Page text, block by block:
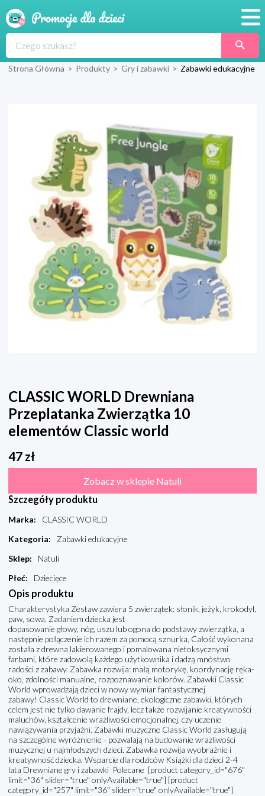
Produkty
Blog
Wyprawka
Strona Główna > Produkty > Gry i zabawki > Zabawki edukacyjne
CLASSIC WORLD Drewniana
Przeplatanka Zwierzątka 10
elementów Classic world
47 zł
Zobacz w sklepie Natuli
Szczegóły produktu
Marka:
CLASSIC WORLD
Kategoria:
Zabawki edukacyjne
Sklep:
Natuli
Płeć: Dziecięce
Opis produktu
Charakterystyka Zestaw zawiera 5 zwierzątek: słonik, jeżyk, krokodyl,
paw, sowa, Zadaniem dziecka jest
dopasowanie głowy, nóg, uszu lub ogona do podstawy zwierzątka, a
następnie połączenie ich razem za pomocą sznurka, Całość wykonana
została z drewna lakierowanego i pomalowana nietoksycznymi
farbami, które zadowolą każdego użytkownika i dadzą mnóstwo
radości z zabawy. Zabawka rozwija: małą motorykę, koordynację ręka-
oko, zdolności manualne, rozpoznawanie kolorów. Zabawki Classic
World wprowadzają dzieci w nowy wymiar fantastycznej
zabawy! Classic World to drewniane, ekologiczne zabawki, których
celem jest nie tylko dawanie frajdy, lecz także rozwijanie kreatywności
maluchów, kształcenie wrażliwości emocjonalnej, czy uczenie
nawiązywania przyjaźni. Zabawki muzyczne Classic World zasługują
na szczególne wyróżnienie - pozwalają na budowanie wrażliwości
muzycznej u najmłodszych dzieci. Zabawka rozwija wyobraźnie i
kreatywność dziecka. Wsparcie dla rodziców Książki dla dzieci 2-4
lata Drewniane gry i zabawki Polecane [product category_id="676"
limit="36" slider="true" onlyAvailable="true"] [product
category_id="257" limit="36" slider="true" onlyAvailable="true"]